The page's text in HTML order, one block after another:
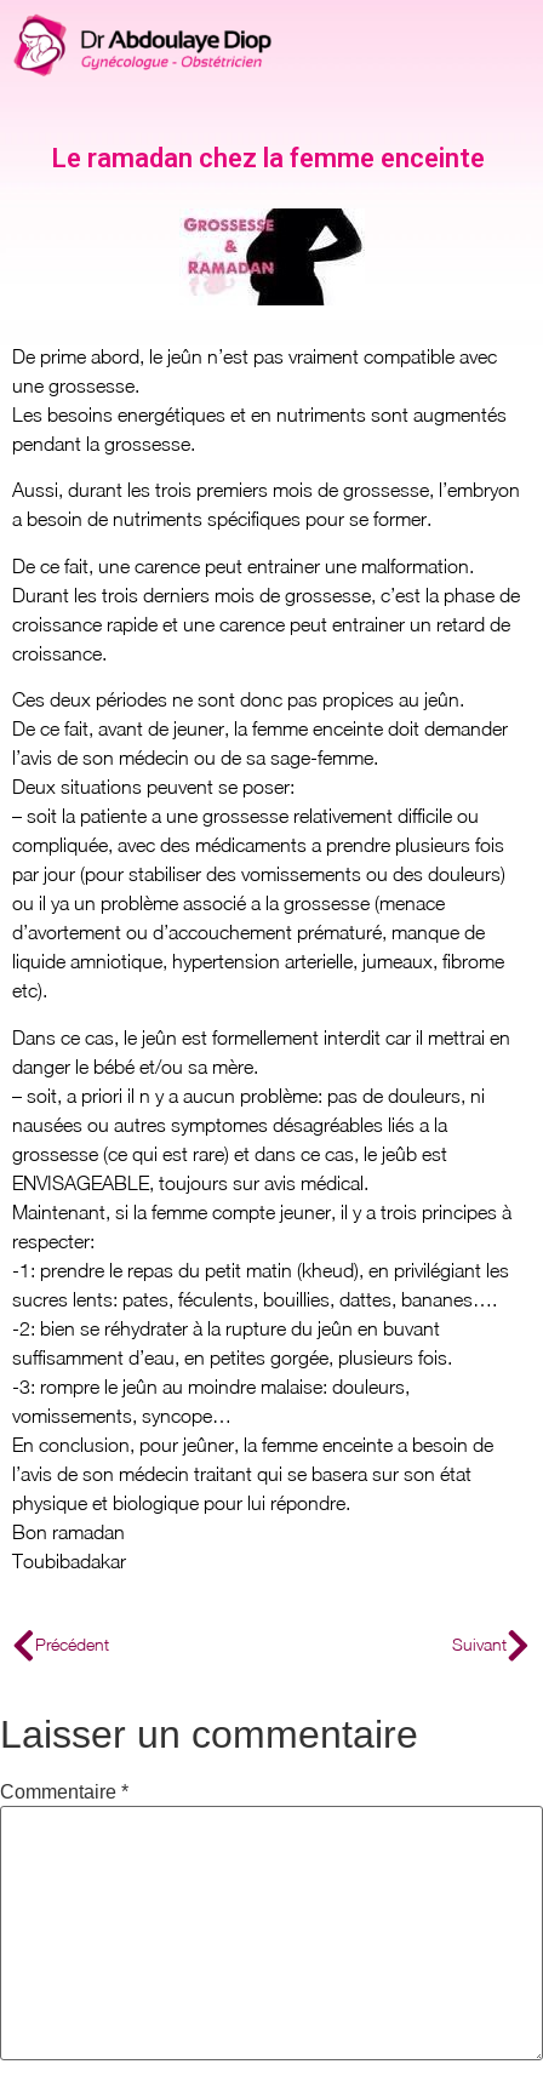
Le ramadan chez la femme enceinte
De prime abord, le jeûn n’est pas vraiment compatible avec
une grossesse.
Les besoins energétiques et en nutriments sont augmentés
pendant la grossesse.
Aussi, durant les trois premiers mois de grossesse, l’embryon
a besoin de nutriments spécifiques pour se former.
De ce fait, une carence peut entrainer une malformation.
Durant les trois derniers mois de grossesse, c’est la phase de
croissance rapide et une carence peut entrainer un retard de
croissance.
Ces deux périodes ne sont donc pas propices au jeûn.
De ce fait, avant de jeuner, la femme enceinte doit demander
l’avis de son médecin ou de sa sage-femme.
Deux situations peuvent se poser:
– soit la patiente a une grossesse relativement difficile ou
compliquée, avec des médicaments a prendre plusieurs fois
par jour (pour stabiliser des vomissements ou des douleurs)
ou il ya un problème associé a la grossesse (menace
d’avortement ou d’accouchement prématuré, manque de
liquide amniotique, hypertension arterielle, jumeaux, fibrome
etc).
Dans ce cas, le jeûn est formellement interdit car il mettrai en
danger le bébé et/ou sa mère.
– soit, a priori il n y a aucun problème: pas de douleurs, ni
nausées ou autres symptomes désagréables liés a la
grossesse (ce qui est rare) et dans ce cas, le jeûb est
ENVISAGEABLE, toujours sur avis médical.
Maintenant, si la femme compte jeuner, il y a trois principes à
respecter:
-1: prendre le repas du petit matin (kheud), en privilégiant les
sucres lents: pates, féculents, bouillies, dattes, bananes….
-2: bien se réhydrater à la rupture du jeûn en buvant
suffisamment d’eau, en petites gorgée, plusieurs fois.
-3: rompre le jeûn au moindre malaise: douleurs,
vomissements, syncope…
En conclusion, pour jeûner, la femme enceinte a besoin de
l’avis de son médecin traitant qui se basera sur son état
physique et biologique pour lui répondre.
Bon ramadan
Toubibadakar
Précédent Suivant
Laisser un commentaire
Commentaire *